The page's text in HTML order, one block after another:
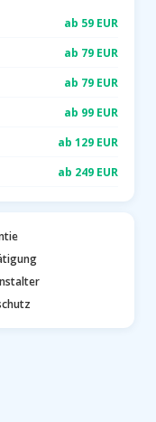
ab 59 EUR
ab 79 EUR
ab 79 EUR
ab 99 EUR
ab 129 EUR
ab 249 EUR